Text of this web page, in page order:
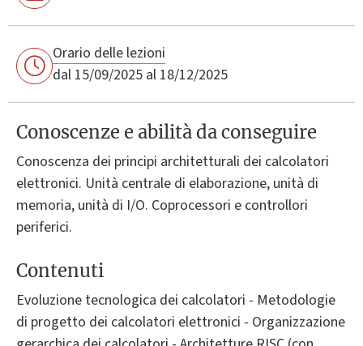
Orario delle lezioni
dal 15/09/2025 al 18/12/2025
Conoscenze e abilità da conseguire
Conoscenza dei principi architetturali dei calcolatori
elettronici. Unità centrale di elaborazione, unità di
memoria, unità di I/O. Coprocessori e controllori
periferici.
Contenuti
Evoluzione tecnologica dei calcolatori - Metodologie
di progetto dei calcolatori elettronici - Organizzazione